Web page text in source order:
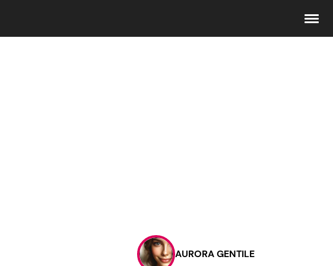
Contattaci
PubblicitàAURORA GENTILE